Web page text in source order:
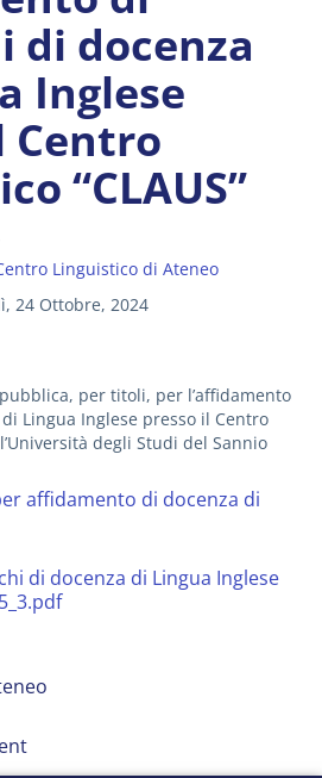
di docenza
Inglese
Centro
“CLAUS”
Linguistico di Ateneo
24 Ottobre, 2024
per titoli, per l’affidamento
Lingua Inglese presso il Centro
degli Studi del Sannio
affidamento di docenza di
di docenza di Lingua Inglese